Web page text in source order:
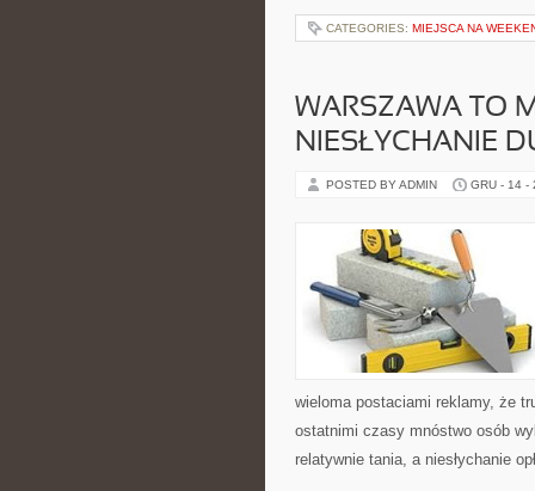
CATEGORIES: MIEJSCA NA
WARSZAWA TO
NIESŁYCHANIE
POSTED BY ADMIN GRU - 14 -
wieloma postaciami reklamy, że
ostatnimi czasy mnóstwo osób
relatywnie tania, a niesłychanie